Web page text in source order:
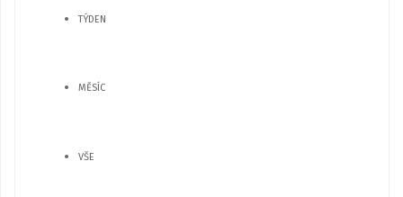
TÝDEN
MĚSÍC
VŠE